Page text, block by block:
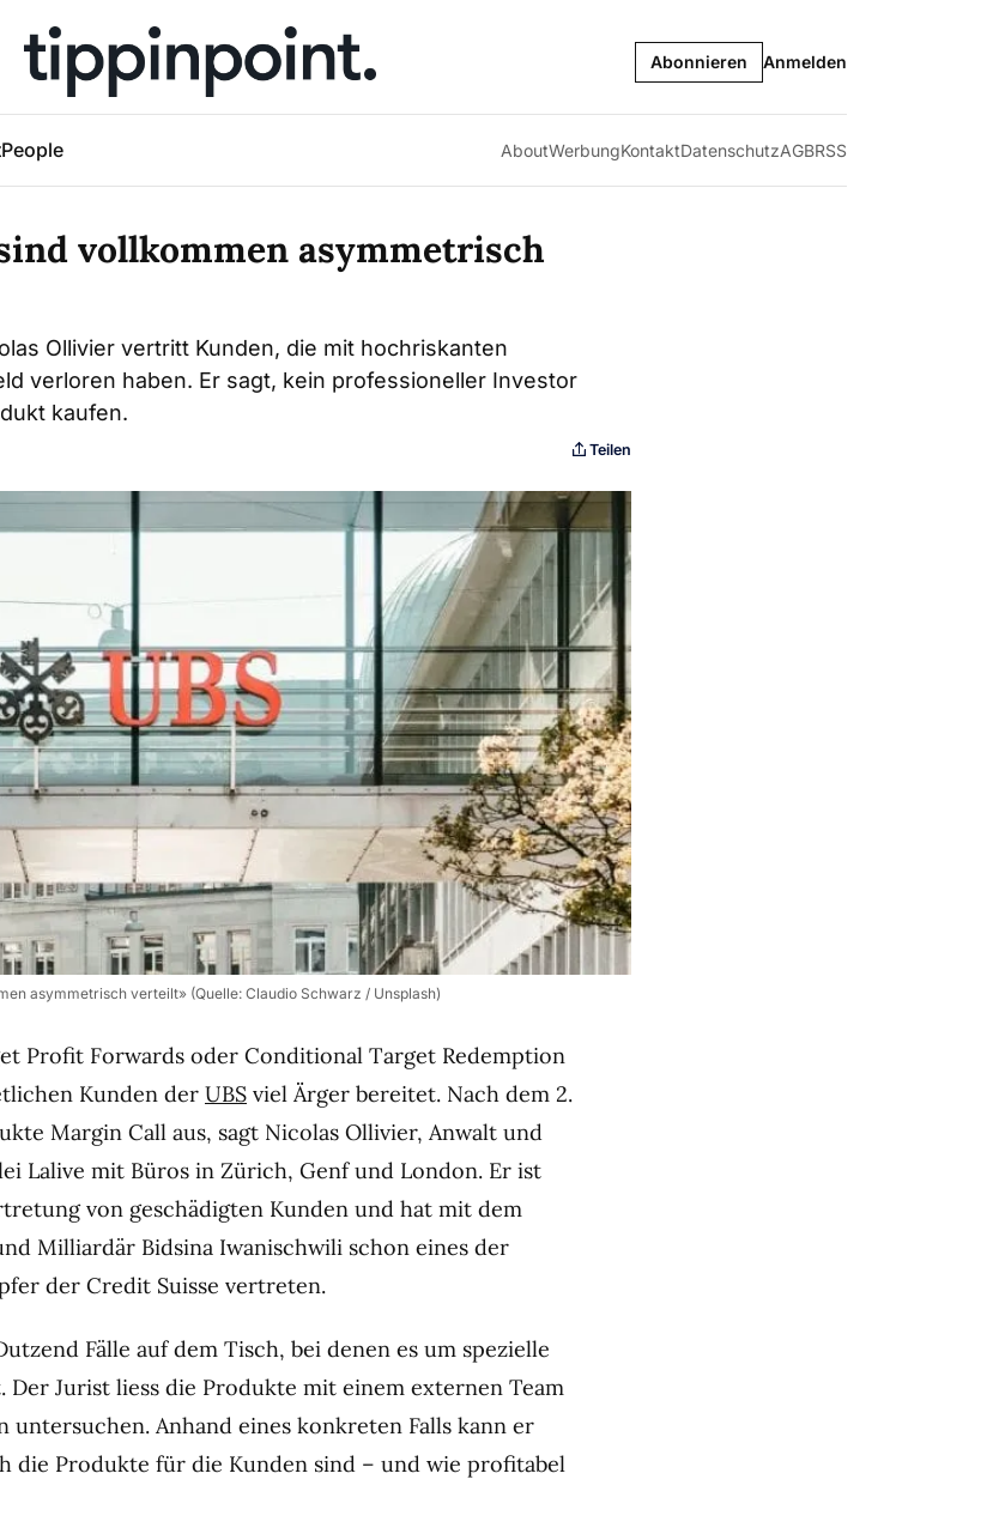
Abonnieren Anmelden
People AboutWerbungKontaktDatenschutzAGBRSS
vollkommen asymmetrisch
Ollivier vertritt Kunden, die mit hochriskanten
verloren haben. Er sagt, kein professioneller Investor
kaufen.
Teilen
asymmetrisch verteilt» (Quelle: Claudio Schwarz / Unsplash)
Profit Forwards oder Conditional Target Redemption
Kunden der UBS viel Ärger bereitet. Nach dem 2.
Margin Call aus, sagt Nicolas Ollivier, Anwalt und
Lalive mit Büros in Zürich, Genf und London. Er ist
von geschädigten Kunden und hat mit dem
Milliardär Bidsina Iwanischwili schon eines der
der Credit Suisse vertreten.
Fälle auf dem Tisch, bei denen es um spezielle
Der Jurist liess die Produkte mit einem externen Team
untersuchen. Anhand eines konkreten Falls kann er
die Produkte für die Kunden sind – und wie profitabel